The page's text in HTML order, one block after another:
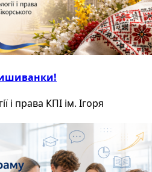
і права КПІ ім. Ігоря